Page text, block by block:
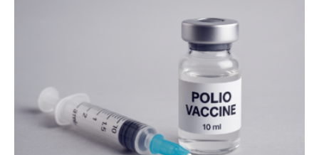
Dringend benötigt werden zielgerichtete Therapien, die
nur Tumorschwachstellen angreifen und normales
Gewebe verschonen. Forschende um Daniel Merk vom
Hertie-Institut für klinische Hirnforschung am
Universitätsklinikum Tübingen haben eine solche
Schwachstelle im Erbgut einer Untergruppe des
Medulloblastoms gefunden. Die Wilhelm Sander-
Stiftung unterstützte das Projekt…